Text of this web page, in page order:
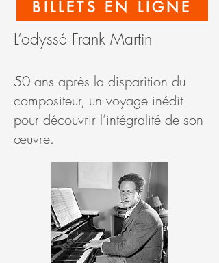
BILLETS EN LIGNE
L’odyssé Frank Martin
50 ans après la disparition du
compositeur, un voyage inédit
pour découvrir l’intégralité de son
œuvre.